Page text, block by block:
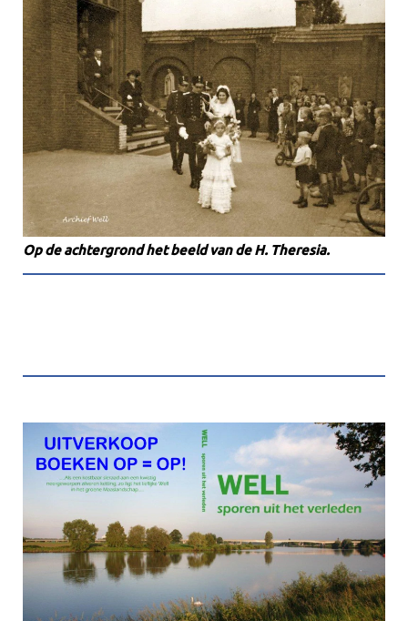
Op de achtergrond het beeld van de H. Theresia.